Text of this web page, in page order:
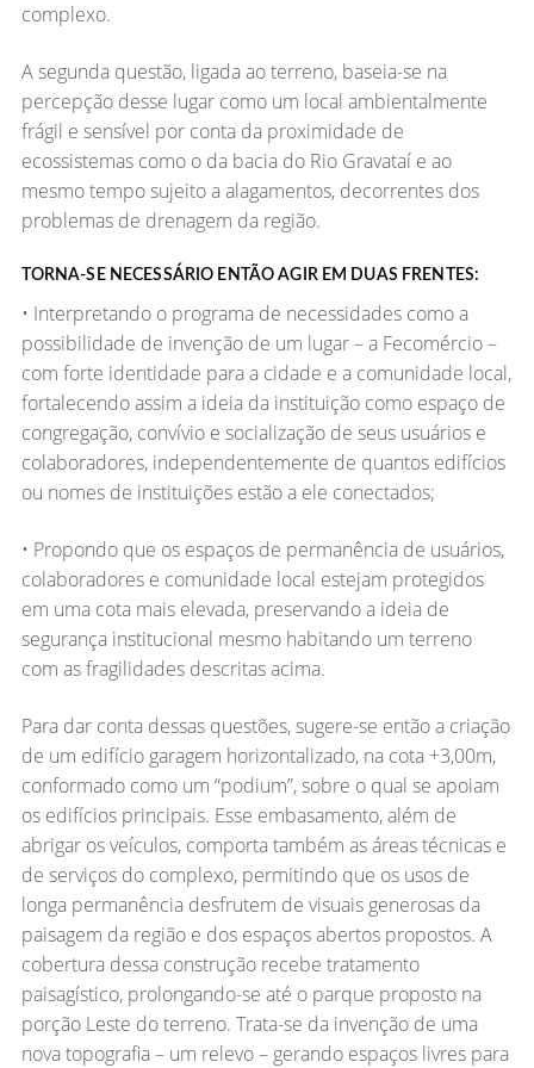
complexo.
A segunda questão, ligada ao terreno, baseia-se na
percepção desse lugar como um local ambientalmente
frágil e sensível por conta da proximidade de
ecossistemas como o da bacia do Rio Gravataí e ao
mesmo tempo sujeito a alagamentos, decorrentes dos
problemas de drenagem da região.
TORNA-SE NECESSÁRIO ENTÃO AGIR EM DUAS FRENTES:
• Interpretando o programa de necessidades como a
possibilidade de invenção de um lugar – a Fecomércio –
com forte identidade para a cidade e a comunidade local,
fortalecendo assim a ideia da instituição como espaço de
congregação, convívio e socialização de seus usuários e
colaboradores, independentemente de quantos edifícios
ou nomes de instituições estão a ele conectados;
• Propondo que os espaços de permanência de usuários,
colaboradores e comunidade local estejam protegidos
em uma cota mais elevada, preservando a ideia de
segurança institucional mesmo habitando um terreno
com as fragilidades descritas acima.
Para dar conta dessas questões, sugere-se então a criação
de um edifício garagem horizontalizado, na cota +3,00m,
conformado como um “podium”, sobre o qual se apoiam
os edifícios principais. Esse embasamento, além de
abrigar os veículos, comporta também as áreas técnicas e
de serviços do complexo, permitindo que os usos de
longa permanência desfrutem de visuais generosas da
paisagem da região e dos espaços abertos propostos. A
cobertura dessa construção recebe tratamento
paisagístico, prolongando-se até o parque proposto na
porção Leste do terreno. Trata-se da invenção de uma
nova topografia – um relevo – gerando espaços livres para